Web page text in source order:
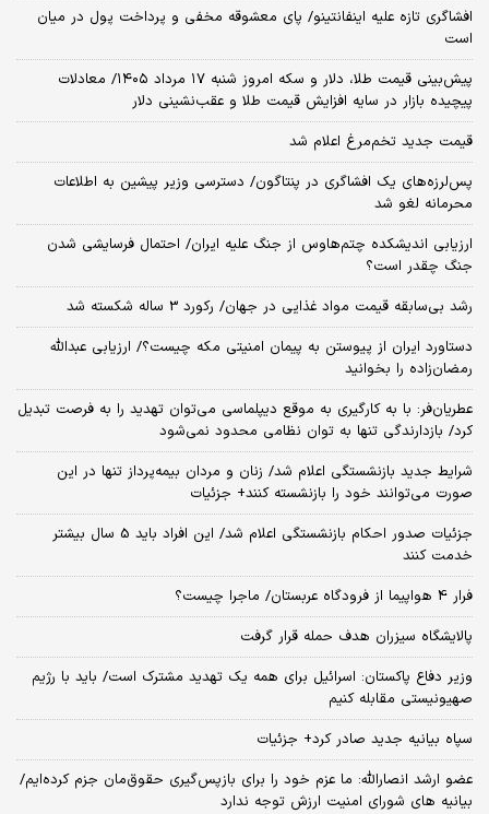
افشاگری تازه علیه اینفانتینو/ پای معشوقه مخفی و پرداخت پول در میان
است
پیش‌بینی قیمت طلا، دلار و سکه امروز شنبه ۱۷ مرداد ۱۴۰۵/ معادلات
پیچیده بازار در سایه افزایش قیمت طلا و عقب‌نشینی دلار
قیمت جدید تخم‌مرغ اعلام شد
پس‌لرزه‌های یک افشاگری در پنتاگون/ دسترسی وزیر پیشین به اطلاعات
محرمانه لغو شد
ارزیابی اندیشکده چتم‌هاوس از جنگ علیه ایران/ احتمال فرسایشی شدن
جنگ چقدر است؟
رشد بی‌سابقه قیمت مواد غذایی در جهان/ رکورد 3 ساله شکسته شد
دستاورد ایران از پیوستن به پیمان امنیتی مکه چیست؟/ ارزیابی عبدالله
رمضان‌زاده را بخوانید
عطریان‌فر: با به کارگیری به موقع دیپلماسی می‌توان تهدید را به فرصت تبدیل
کرد/ بازدارندگی تنها به توان نظامی محدود نمی‌شود
شرایط جدید بازنشستگی اعلام شد/ زنان و مردان بیمه‌پرداز تنها در این
صورت می‌توانند خود را بازنشسته کنند+ جزئیات
جزئیات صدور احکام بازنشستگی اعلام شد/ این افراد باید 5 سال بیشتر
خدمت کنند
فرار 4 هواپیما از فرودگاه عربستان/ ماجرا چیست؟
پالایشگاه سیزران هدف حمله قرار گرفت
وزیر دفاع پاکستان: اسرائیل برای همه یک تهدید مشترک است/ باید با رژیم
صهیونیستی مقابله کنیم
سپاه بیانیه جدید صادر کرد+ جزئیات
عضو ارشد انصارالله: ما عزم خود را برای بازپس‌گیری حقوق‌مان جزم کرده‌ایم/
بیانیه‌ های شورای امنیت ارزش توجه ندارد